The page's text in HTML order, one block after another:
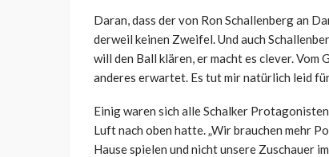
Daran, dass der von Ron Schallenberg an
derweil keinen Zweifel. Und auch
will den Ball klären, er macht es clever.
anderes erwartet. Es tut mir natürlich leid
Einig waren sich alle Schalker
Luft nach oben hatte. „Wir brauchen mehr
Hause spielen und nicht unsere Zuschauer